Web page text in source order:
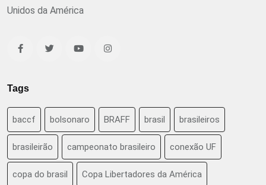
Unidos da América
Tags
baccf bolsonaro BRAFF brasil brasileiros
brasileirão campeonato brasileiro conexão UF
copa do brasil Copa Libertadores da América